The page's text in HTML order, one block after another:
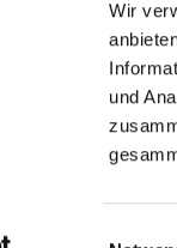
Wir
und